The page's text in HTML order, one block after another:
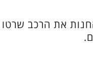
את הרכב